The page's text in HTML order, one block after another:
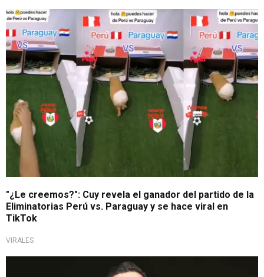
Tendencia en redes
"¿Le creemos?": Cuy revela el ganador del partido de la
Eliminatorias Perú vs. Paraguay y se hace viral en
TikTok
VIRALES